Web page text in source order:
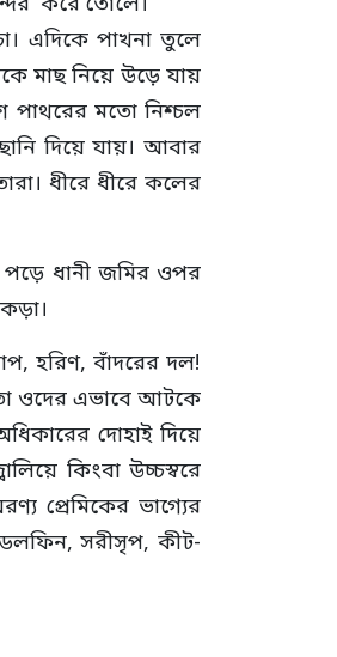
এদিকে পাখনা তুলে
মাছ নিয়ে উড়ে যায়
পাথরের মতো নিশ্চল
দিয়ে যায়। আবার
ধীরে ধীরে কলের
ধানী জমির ওপর
হরিণ, বাঁদরের দল!
তো ওদের এভাবে আটকে
দোহাই দিয়ে
কিংবা উচ্চস্বরে
প্রেমিকের ভাগ্যের
ডলফিন, সরীসৃপ, কীট-